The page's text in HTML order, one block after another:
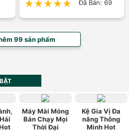
★★★★★
★★★★★ Đã Bán: 69
99 sản phẩm
Máy Mài Móng
Bán Chạy Mọi
Thời Đại
Kệ Gia Vị Đa
năng Thông
Minh Hot